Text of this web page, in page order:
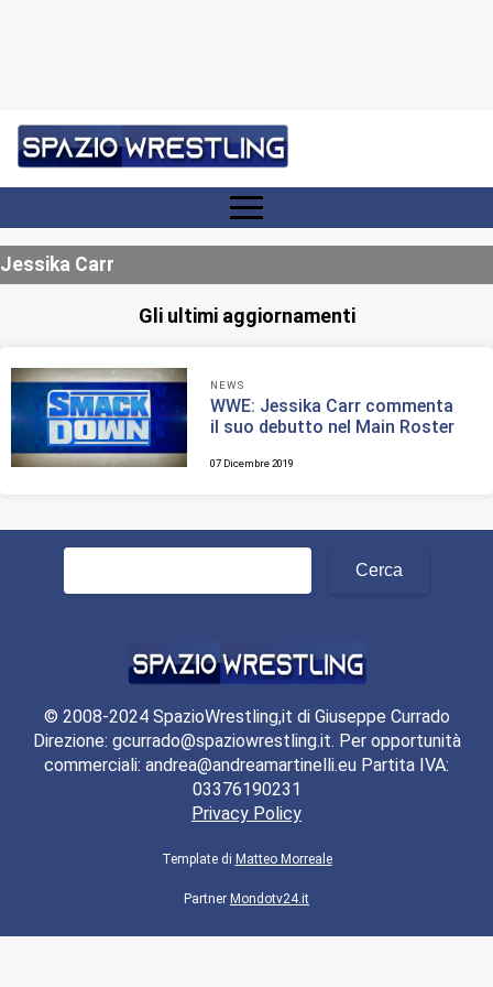
Jessika Carr
Gli ultimi aggiornamenti
NEWS
WWE: Jessika Carr commenta
il suo debutto nel Main Roster
07 Dicembre 2019
Ricerca
© 2008-2024 SpazioWrestling,it di Giuseppe Currado
Direzione: gcurrado@spaziowrestling.it. Per opportunità
commerciali: andrea@andreamartinelli.eu Partita IVA:
03376190231
Privacy Policy
Template di Matteo Morreale
Partner Mondotv24.it